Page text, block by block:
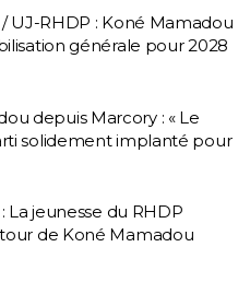
/ UJ-RHDP : Koné Mamadou
générale pour 2028
depuis Marcory : « Le
solidement implanté pour
La jeunesse du RHDP
de Koné Mamadou